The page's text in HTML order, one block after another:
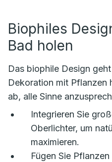
Biophiles
Bad holen
Das biophile Design
Dekoration mit Pflanzen
ab, alle Sinne
Integrieren Sie
Oberlichter, um
maximieren.
Fügen Sie